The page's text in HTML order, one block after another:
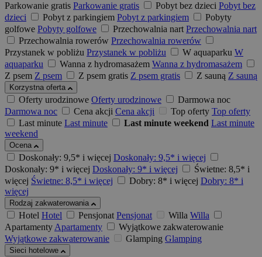
Parkowanie gratis Parkowanie gratis Pobyt bez dzieci Pobyt bez
dzieci
Pobyt z parkingiem Pobyt z parkingiem
Pobyty
golfowe Pobyty golfowe Przechowalnia nart Przechowalnia nart
Przechowalnia rowerów Przechowalnia rowerów
Przystanek w pobliżu Przystanek w pobliżu W aquaparku W
aquaparku
Wanna z hydromasażem Wanna z hydromasażem
Z psem Z psem Z psem gratis Z psem gratis Z sauną Z sauną
Korzystna oferta
Oferty urodzinowe Oferty urodzinowe
Darmowa noc
Darmowa noc
Cena akcji Cena akcji Top oferty Top oferty
Last minute Last minute Last minute weekend Last minute
weekend
Ocena
Doskonały: 9,5* i więcej Doskonały: 9,5* i więcej
Doskonały: 9* i więcej Doskonały: 9* i więcej
Świetne: 8,5* i
więcej Świetne: 8,5* i więcej Dobry: 8* i więcej Dobry: 8* i
więcej
Rodzaj zakwaterowania
Hotel Hotel Pensjonat Pensjonat Willa Willa
ApartamentyApartamenty
Wyjątkowe zakwaterowanie
Wyjątkowe zakwaterowanie
Glamping Glamping
Sieci hotelowe